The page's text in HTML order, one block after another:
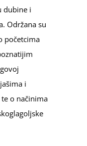
dubine i
Održana su
početcima
i
o načinima